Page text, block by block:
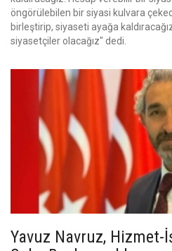
öngörülebilen bir siyasi kulvara
birleştirip, siyaseti ayağa
siyasetçiler olacağız" dedi.
Yavuz Navruz, Hizmet-